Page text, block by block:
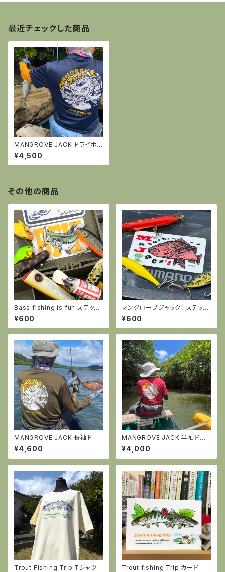
最近チェックした商品
MANGROVE JACK ドライポ
ロシャツ
¥4,500
その他の商品
Bass fishing is fun ステッカ
ー
¥600
マングローブジャック！ ステッカ
ー
¥600
MANGROVE JACK 長袖ドラ
イTシャツ ・オリーブドラブ
¥4,600
MANGROVE JACK 半袖ドラ
イTシャツ・バーガンディー
¥4,000
Trout Fishing Trip Tシャツ
Trout fishing Trip カード